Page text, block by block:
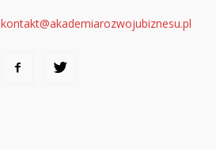
kontakt@akademiarozwojubiznesu.pl